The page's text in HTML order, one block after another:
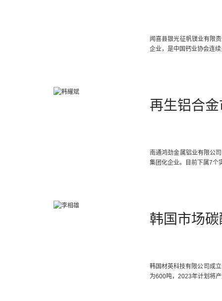
闻喜县银光征帆镁业有限
企业，是中国钙业协会连
再生铝合
南通鸿劲金属铝业有限公
集团化企业。目前下属7个
韩国市场
韩国材英科技有限公司成
为600吨，2023年计划将